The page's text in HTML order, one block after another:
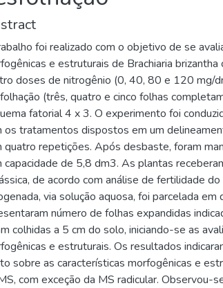
foi realizado com o objetivo de se
e estruturais de Brachiaria brizantha
doses de nitrogênio (0, 40, 80 e 120 mg/
(três, quatro e cinco folhas
fatorial 4 x 3. O experimento foi
os tratamentos dispostos em um
quatro repetições. Após desbaste, foram
capacidade de 5,8 dm3. As plantas
de acordo com análise de fertilidade
via solução aquosa, foi parcelada em
número de folhas expandidas
colhidas a 5 cm do solo, iniciando-se as
e estruturais. Os resultados
sobre as características morfogênicas e
com exceção da MS radicular. Observou-